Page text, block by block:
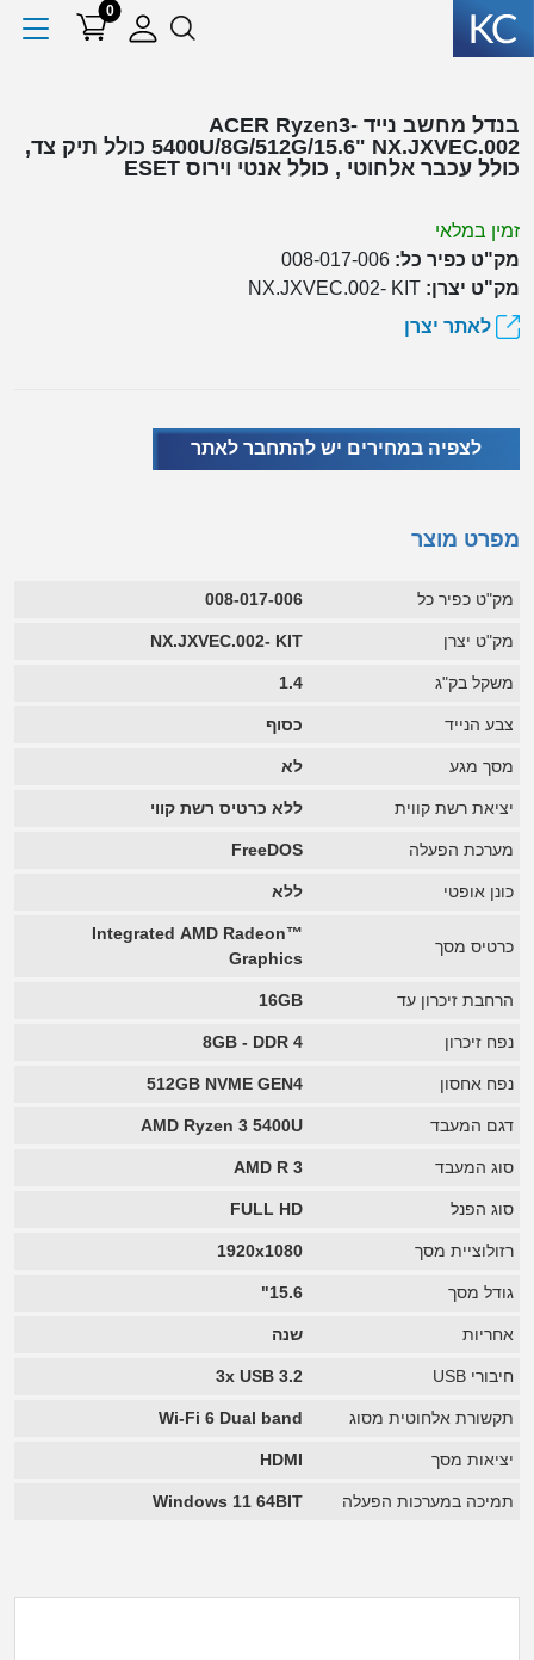
0
בנדל מחשב נייד ACER Ryzen3-
5400U/8G/512G/15.6" NX.JXVEC.002 כולל תיק צד,
כולל עכבר אלחוטי , כולל אנטי וירוס ESET
זמין במלאי
מק"ט כפיר כל: 008-017-006
מק"ט יצרן: NX.JXVEC.002- KIT
לאתר יצרן
לצפיה במחירים יש להתחבר לאתר
מפרט מוצר
מק"ט כפיר כל 008-017-006
מק"ט יצרן NX.JXVEC.002- KIT
משקל בק"ג 1.4
צבע הנייד כסוף
מסך מגע לא
יציאת רשת קווית ללא כרטיס רשת קווי
מערכת הפעלה FreeDOS
כונן אופטי ללא
כרטיס מסך
Integrated AMD Radeon™
Graphics
הרחבת זיכרון עד 16GB
נפח זיכרון 8GB - DDR 4
נפח אחסון 512GB NVME GEN4
דגם המעבד AMD Ryzen 3 5400U
סוג המעבד AMD R 3
סוג הפנל FULL HD
רזולוציית מסך 1920x1080
גודל מסך 15.6"
אחריות שנה
חיבורי USB 3x USB 3.2
תקשורת אלחוטית מסוג Wi-Fi 6 Dual band
יציאות מסך HDMI
תמיכה במערכות הפעלה Windows 11 64BIT